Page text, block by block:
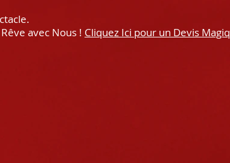
avec Nous ! Cliquez Ici pour un Devis